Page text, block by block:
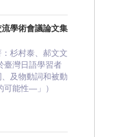
學術會議論文集
杉村泰、郝文文
臺灣日語學習者
及物動詞和被動
能性―」）